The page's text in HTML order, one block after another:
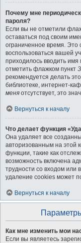
Почему мне
пароля?
Если вы не отметили
оставаться под своим
ограниченное время. Это
воспользоваться вашей
приходилось вводить
отметить флажком пункт
рекомендуется делать
библиотеке, интернет-
меня отсутствует, это
Вернуться к началу
Что делает функция
Она удаляет все
авторизованным на этой
функции, такие как
возможность включена
трудности со входом
удаление cookies может
Вернуться к началу
Как мне изменить мои
Если вы являетесь